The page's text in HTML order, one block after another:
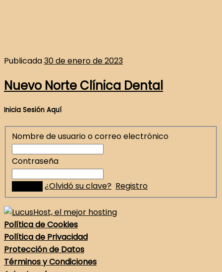
Publicada30 de enero de 2023
Nuevo Norte Clínica Dental
Inicia Sesión Aquí
Nombre de usuario o correo electrónico
Contraseña
¿Olvidó su clave? Registro
Política de Cookies
Política de Privacidad
Protección de Datos
Términos y Condiciones